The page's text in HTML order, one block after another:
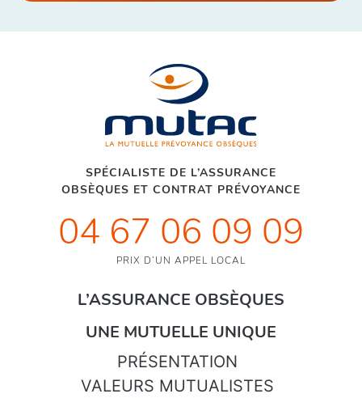
SPÉCIALISTE DE L’ASSURANCE
OBSÈQUES ET CONTRAT PRÉVOYANCE
04 67 06 09 09
PRIX D’UN APPEL LOCAL
L’ASSURANCE OBSÈQUES
UNE MUTUELLE UNIQUE
PRÉSENTATION
VALEURS MUTUALISTES